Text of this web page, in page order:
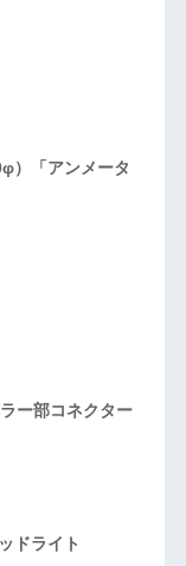
）「アンメータ
ー部コネクター
ドライト